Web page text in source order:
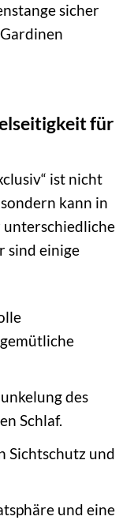
sicher
für
ist nicht
kann in
unterschiedliche
sind einige
des
Schlaf.
Sichtschutz und
und eine